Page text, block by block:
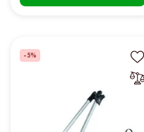
-5%